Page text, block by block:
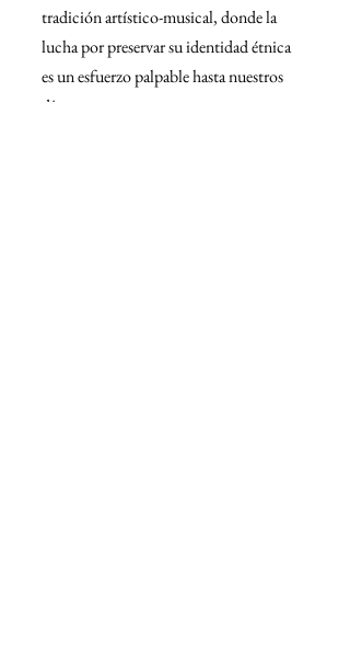
tradición artístico-musical, donde la
lucha por preservar su identidad étnica
es un esfuerzo palpable hasta nuestros
días.